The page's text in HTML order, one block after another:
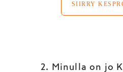
SIIRRY
2. Minulla on jo